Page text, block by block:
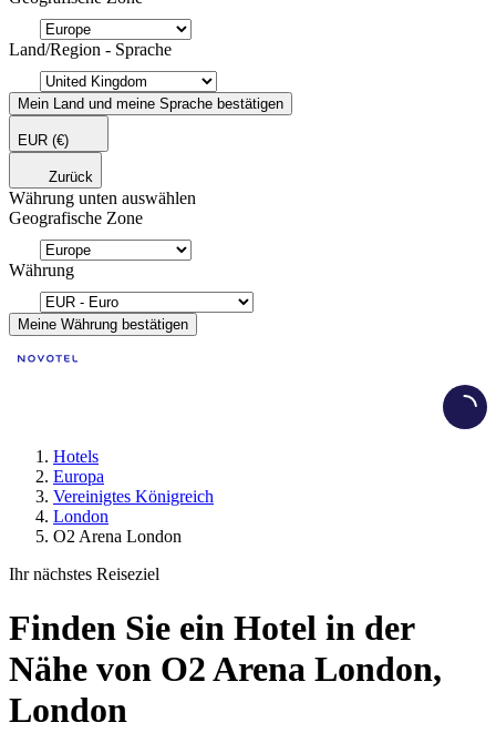
Land/Region - Sprache
Mein Land und meine Sprache bestätigen
EUR (€)
Zurück
Währung unten auswählen
Geografische Zone
Währung
Meine Währung bestätigen
Hotels
Europa
Vereinigtes Königreich
London
O2 Arena London
Ihr nächstes Reiseziel
Finden Sie ein Hotel in der
Nähe von O2 Arena London,
London